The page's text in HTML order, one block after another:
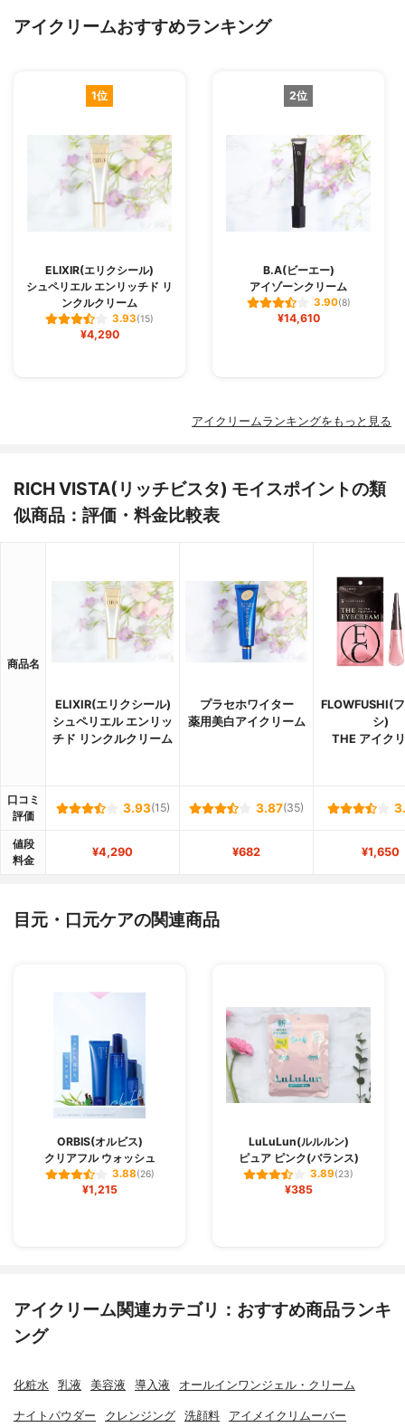
アイクリームおすすめランキング
1位
ELIXIR(エリクシール)
シュペリエル エンリッチド リ
ンクルクリーム
3.93(15)
¥4,290
2位
B.A(ビーエー)
アイゾーンクリーム
3.90(8)
¥14,610
アイクリームランキングをもっと見る
RICH VISTA(リッチビスタ) モイスポイントの類
似商品：評価・料金比較表
商品名
ELIXIR(エリクシール)
シュペリエル エンリッ
チド リンクルクリーム
プラセホワイター
薬用美白アイクリーム
FLOWFUSHI(
シ)
THE アイク
口コミ
評価
3.93(15) 3.87(35)
値段
料金
¥4,290 ¥682 ¥1,650
目元・口元ケアの関連商品
ORBIS(オルビス)
クリアフル ウォッシュ
3.88(26)
¥1,215
LuLuLun(ルルルン)
ピュア ピンク(バランス)
3.89(23)
¥385
アイクリーム関連カテゴリ：おすすめ商品ランキ
ング
化粧水 乳液 美容液 導入液 オールインワンジェル・クリーム
ナイトパウダー クレンジング 洗顔料 アイメイクリムーバー